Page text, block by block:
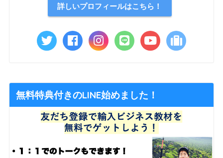
詳しいプロフィールはこちら！
無料特典付きのLINE始めました！